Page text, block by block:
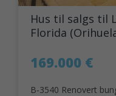
Hus til salgs til
Florida
169.000 €
B-3540 Renovert